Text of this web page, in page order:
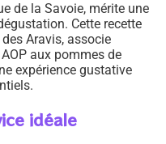
de la Savoie, mérite une
Cette recette
Aravis, associe
aux pommes de
expérience gustative
idéale